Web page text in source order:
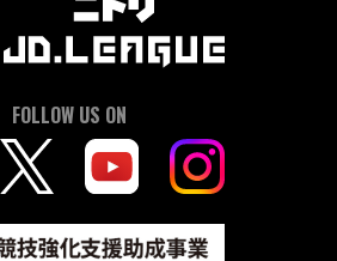
FOLLOW US ON